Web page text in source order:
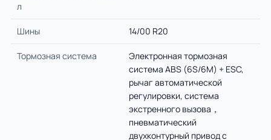
л
Шины 14/00 R20
Тормозная система
Электронная тормозная
система АBS (6S/6M) + ESC,
рычаг автоматической
регулировки, система
экстренного вызова，
пневматический
двухконтурный привод с